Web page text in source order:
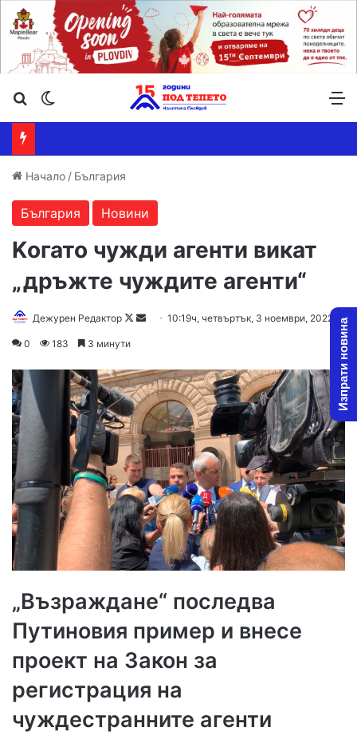
Търсене ...
Начало / България
България Новини
Kогато чужди агенти викат
„дръжте чуждите агенти“
Дежурен Редактор
Follow
Send10:19ч, четвъртък, 3 ноември, 2022
0 183 3 минути
„Възраждане“ последва
Путиновия пример и внесе
проект на Закон за
регистрация на
чуждестранните агенти
Изпрати новина